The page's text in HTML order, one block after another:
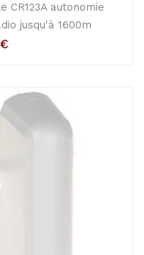
CR123A autonomie
jusqu'à 1600m
€